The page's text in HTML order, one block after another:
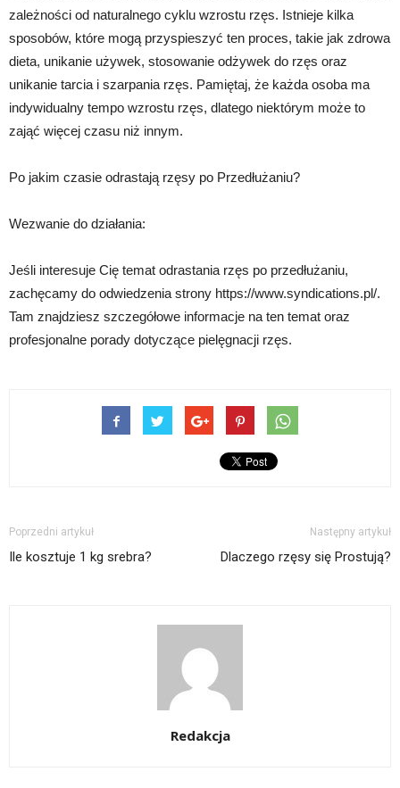
zależności od naturalnego cyklu wzrostu rzęs. Istnieje kilka
sposobów, które mogą przyspieszyć ten proces, takie jak zdrowa
dieta, unikanie używek, stosowanie odżywek do rzęs oraz
unikanie tarcia i szarpania rzęs. Pamiętaj, że każda osoba ma
indywidualny tempo wzrostu rzęs, dlatego niektórym może to
zająć więcej czasu niż innym.
Po jakim czasie odrastają rzęsy po Przedłużaniu?
Wezwanie do działania:
Jeśli interesuje Cię temat odrastania rzęs po przedłużaniu,
zachęcamy do odwiedzenia strony https://www.syndications.pl/.
Tam znajdziesz szczegółowe informacje na ten temat oraz
profesjonalne porady dotyczące pielęgnacji rzęs.
Poprzedni artykuł
Ile kosztuje 1 kg srebra?
Następny artykuł
Dlaczego rzęsy się Prostują?
Redakcja